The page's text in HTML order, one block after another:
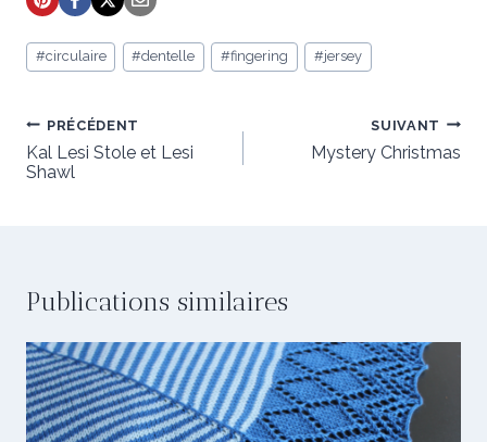
Étiquettes
de
#circulaire #dentelle #fingering #jersey
Navigation
de
l’article
PRÉCÉDENT
Kal Lesi Stole et Lesi
Shawl
SUIVANT
Mystery Christmas
Publications similaires